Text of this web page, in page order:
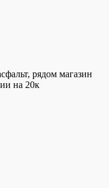
рядом магазин
на 20к